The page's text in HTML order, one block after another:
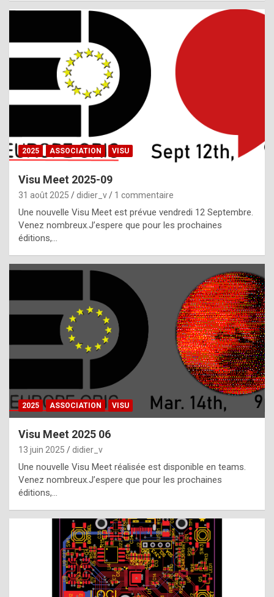
l
,
g
h
t
f
h
a
t
t
e
b
e
s
t
2025 ASSOCIATION VISU
Visu Meet 2025-09
31 août 2025 didier_v 1 commentaire
Une nouvelle Visu Meet est prévue vendredi 12 Septembre.
Venez nombreux.J’espere que pour les prochaines
éditions,…
2025 ASSOCIATION VISU
Visu Meet 2025 06
13 juin 2025 didier_v
Une nouvelle Visu Meet réalisée est disponible en teams.
Venez nombreux.J’espere que pour les prochaines
éditions,…